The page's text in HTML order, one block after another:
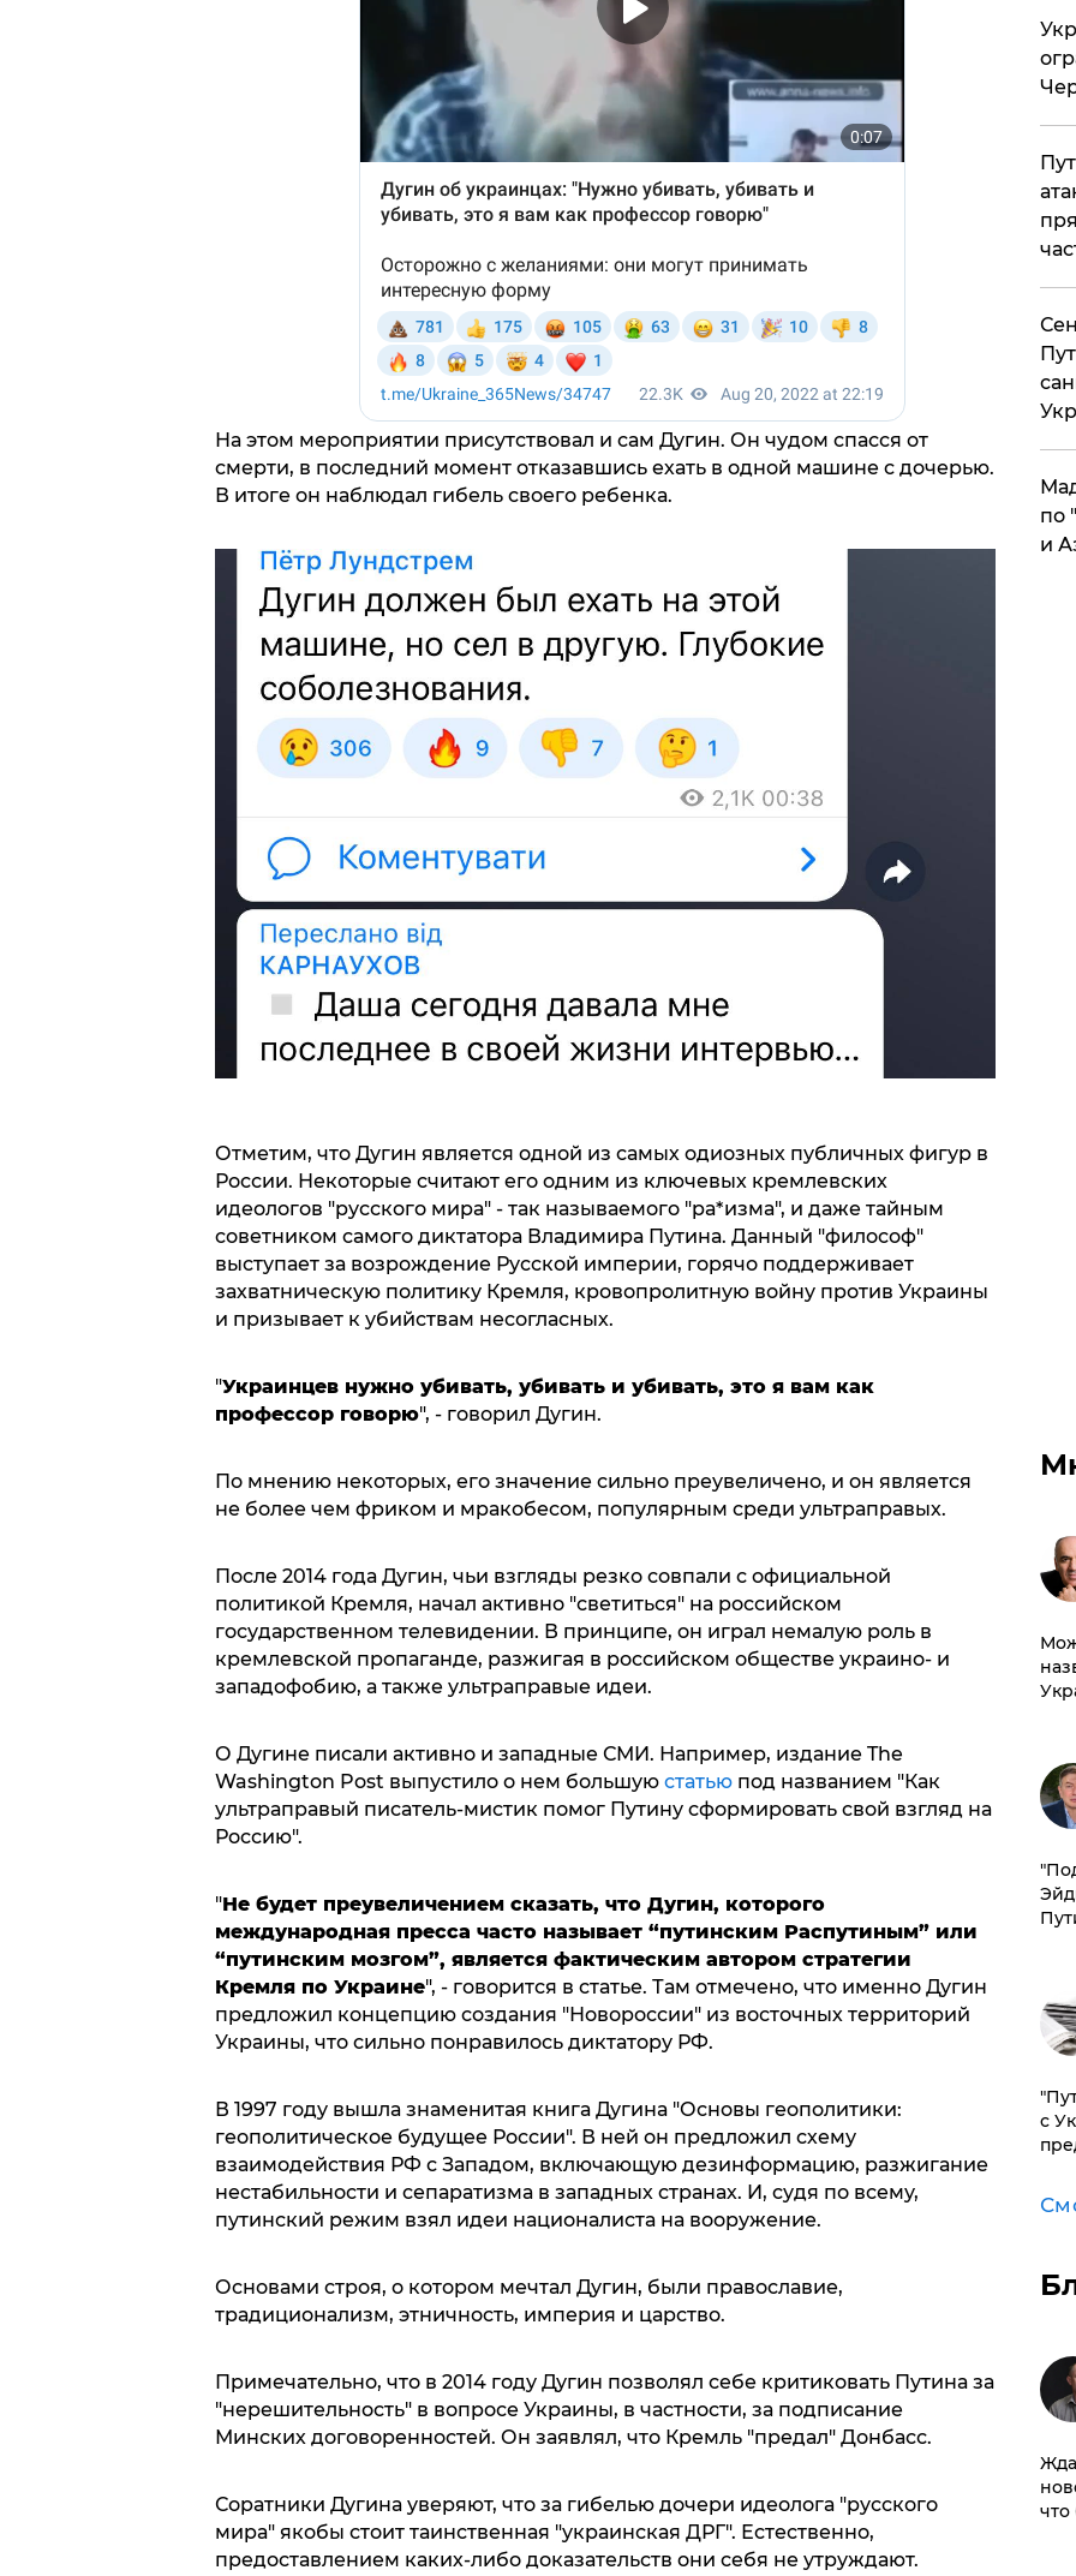
На этом мероприятии присутствовал и сам Дугин. Он чудом спасся от
смерти, в последний момент отказавшись ехать в одной машине с дочерью.
В итоге он наблюдал гибель своего ребенка.
Отметим, что Дугин является одной из самых одиозных публичных фигур в
России. Некоторые считают его одним из ключевых кремлевских
идеологов "русского мира" - так называемого "ра*изма", и даже тайным
советником самого диктатора Владимира Путина. Данный "философ"
выступает за возрождение Русской империи, горячо поддерживает
захватническую политику Кремля, кровопролитную войну против Украины
и призывает к убийствам несогласных.
"Украинцев нужно убивать, убивать и убивать, это я вам как
профессор говорю", - говорил Дугин.
По мнению некоторых, его значение сильно преувеличено, и он является
не более чем фриком и мракобесом, популярным среди ультраправых.
После 2014 года Дугин, чьи взгляды резко совпали с официальной
политикой Кремля, начал активно "светиться" на российском
государственном телевидении. В принципе, он играл немалую роль в
кремлевской пропаганде, разжигая в российском обществе украино- и
западофобию, а также ультраправые идеи.
О Дугине писали активно и западные СМИ. Например, издание The
Washington Post выпустило о нем большую статьюпод названием "Как
ультраправый писатель-мистик помог Путину сформировать свой взгляд на
Россию".
"Не будет преувеличением сказать, что Дугин, которого
международная пресса часто называет “путинским Распутиным” или
“путинским мозгом”, является фактическим автором стратегии
Кремля по Украине", - говорится в статье. Там отмечено, что именно Дугин
предложил концепцию создания "Новороссии" из восточных территорий
Украины, что сильно понравилось диктатору РФ.
В 1997 году вышла знаменитая книга Дугина "Основы геополитики:
геополитическое будущее России". В ней он предложил схему
взаимодействия РФ с Западом, включающую дезинформацию, разжигание
нестабильности и сепаратизма в западных странах. И, судя по всему,
путинский режим взял идеи националиста на вооружение.
Основами строя, о котором мечтал Дугин, были православие,
традиционализм, этничность, империя и царство.
Примечательно, что в 2014 году Дугин позволял себе критиковать Путина за
"нерешительность" в вопросе Украины, в частности, за подписание
Минских договоренностей. Он заявлял, что Кремль "предал" Донбасс.
Соратники Дугина уверяют, что за гибелью дочери идеолога "русского
мира" якобы стоит таинственная "украинская ДРГ". Естественно,
предоставлением каких-либо доказательств они себя не утруждают.
по
и
с
что